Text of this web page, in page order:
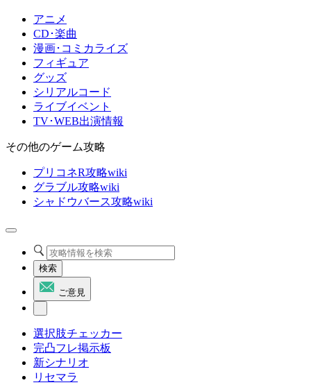
アニメ
CD･楽曲
漫画･コミカライズ
フィギュア
グッズ
シリアルコード
ライブイベント
TV･WEB出演情報
その他のゲーム攻略
プリコネR攻略wiki
グラブル攻略wiki
シャドウバース攻略wiki
検索
ご意見
選択肢チェッカー
完凸フレ掲示板
新シナリオ
リセマラ